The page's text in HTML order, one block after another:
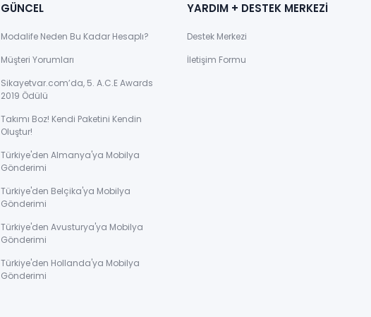
GÜNCEL
Modalife Neden Bu Kadar Hesaplı?
Müşteri Yorumları
Sikayetvar.com’da, 5. A.C.E Awards
2019 Ödülü
Takımı Boz! Kendi Paketini Kendin
Oluştur!
Türkiye'den Almanya'ya Mobilya
Gönderimi
Türkiye'den Belçika'ya Mobilya
Gönderimi
Türkiye'den Avusturya'ya Mobilya
Gönderimi
Türkiye'den Hollanda'ya Mobilya
Gönderimi
YARDIM + DESTEK MERKEZİ
Destek Merkezi
İletişim Formu